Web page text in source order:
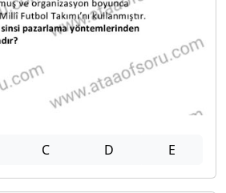
C D E